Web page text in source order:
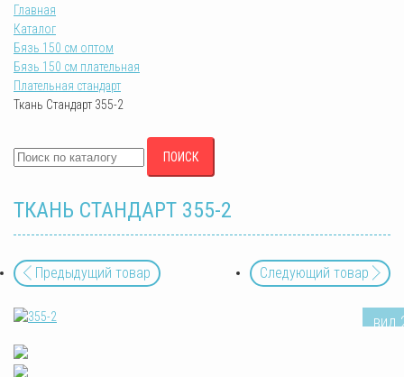
Главная
Каталог
Бязь 150 см оптом
Бязь 150 см плательная
Плательная стандарт
Ткань Стандарт 355-2
ПОИСК
ТКАНЬ СТАНДАРТ 355-2
Предыдущий товар Следующий товар
вид